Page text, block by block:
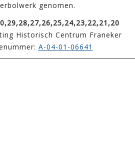
genomen.
Historisch Centrum Franeker
A-04-01-06641